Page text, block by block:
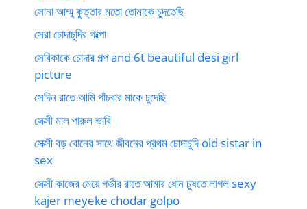
সোনা আম্মু কুত্তার মতো তোমাকে চুদতেছি
সেরা চোদাচুদির গল্পো
সেবিকাকে চোদার গল্প and 6t beautiful desi girl
picture
সেদিন রাতে আমি পাঁচবার মাকে চুদেছি
সেক্সী মাল পারুল ভাবি
সেক্সী বড় বোনের সাথে জীবনের প্রথম চোদাচুদি old sistar in
sex
সেক্সী কাজের মেয়ে গভীর রাতে আমার ধোন চুষতে লাগল sexy
kajer meyeke chodar golpo